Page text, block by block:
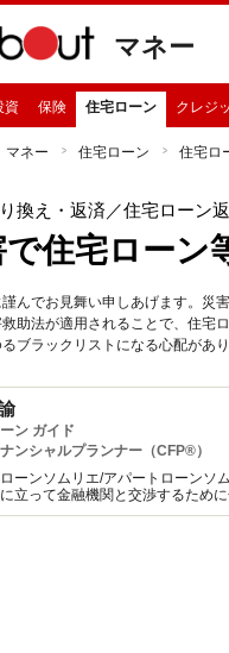
マネー
資 保険 住宅ローン クレジ
マネー 住宅ローン 住宅ロ
換え・返済／住宅ローン
で住宅ローン
んでお見舞い申しあげます。災
助法が適用されることで、住宅
ブラックリストになる心配があり
ン ガイド
ンシャルプランナー（CFP®）
ローンソムリエ/アパートローン
立って金融機関と交渉するため
に住宅ローンと上手に付き合う方